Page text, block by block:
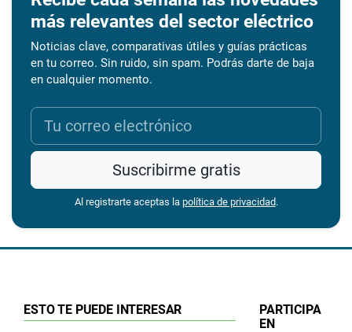
más relevantes del sector eléctrico
Noticias clave, comparativas útiles y guías prácticas
en tu correo. Sin ruido, sin spam. Podrás darte de baja
en cualquier momento.
Suscribirme gratis
Al registrarte aceptas la política de privacidad.
ESTO TE PUEDE INTERESAR
PARTICIPA
EN